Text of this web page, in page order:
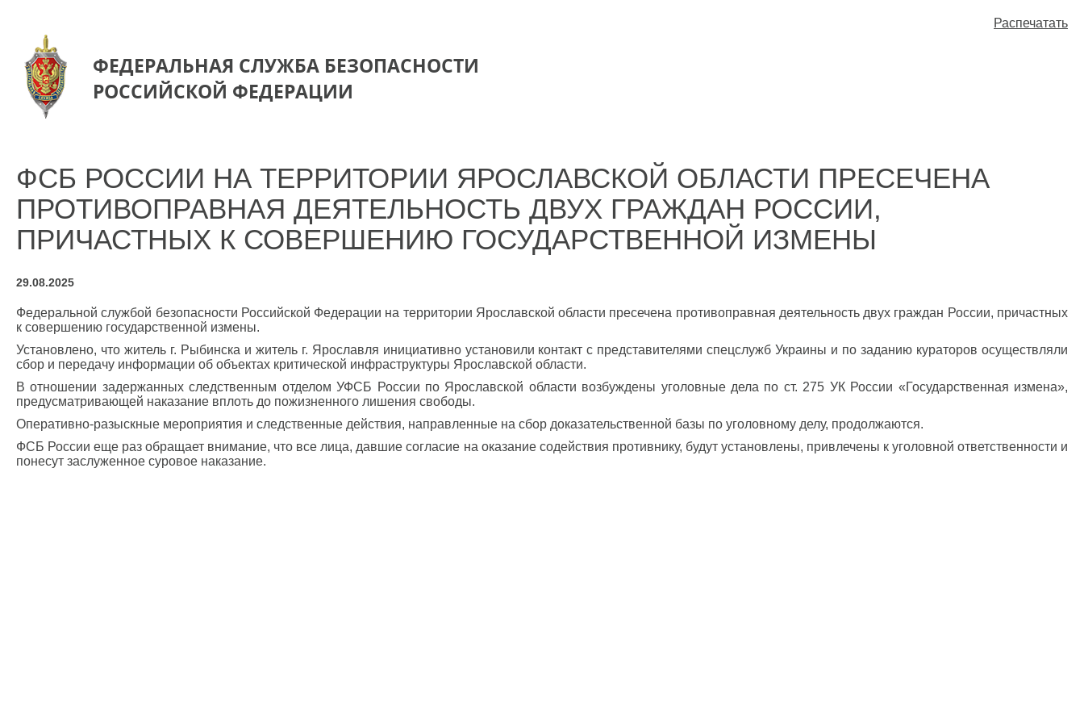
ФЕДЕРАЛЬНАЯ СЛУЖБА БЕЗОПАСНОСТИ
РОССИЙСКОЙ ФЕДЕРАЦИИ
Распечатать
ФСБ РОССИИ НА ТЕРРИТОРИИ ЯРОСЛАВСКОЙ ОБЛАСТИ ПРЕСЕЧЕНА
ПРОТИВОПРАВНАЯ ДЕЯТЕЛЬНОСТЬ ДВУХ ГРАЖДАН РОССИИ,
ПРИЧАСТНЫХ К СОВЕРШЕНИЮ ГОСУДАРСТВЕННОЙ ИЗМЕНЫ
29.08.2025
Федеральной службой безопасности Российской Федерации на территории Ярославской области пресечена противоправная деятельность двух граждан России, причастных
к совершению государственной измены.
Установлено, что житель г. Рыбинска и житель г. Ярославля инициативно установили контакт с представителями спецслужб Украины и по заданию кураторов осуществляли
сбор и передачу информации об объектах критической инфраструктуры Ярославской области.
В отношении задержанных следственным отделом УФСБ России по Ярославской области возбуждены уголовные дела по ст. 275 УК России «Государственная измена»,
предусматривающей наказание вплоть до пожизненного лишения свободы.
Оперативно-разыскные мероприятия и следственные действия, направленные на сбор доказательственной базы по уголовному делу, продолжаются.
ФСБ России еще раз обращает внимание, что все лица, давшие согласие на оказание содействия противнику, будут установлены, привлечены к уголовной ответственности и
понесут заслуженное суровое наказание.